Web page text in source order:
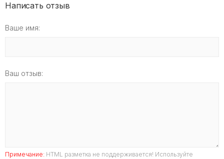
Написать отзыв
Ваше имя:
Ваш отзыв:
Примечание: HTML разметка не поддерживается! Используйте